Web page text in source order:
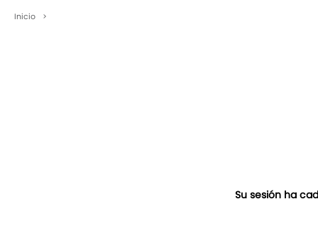
Inicio >
Su sesión ha